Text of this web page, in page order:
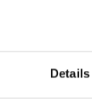
Details